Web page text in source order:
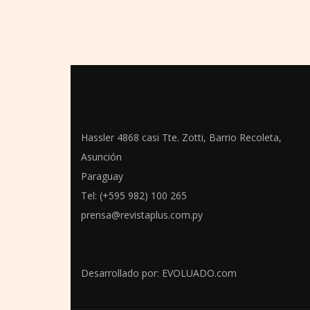
Hassler 4868 casi Tte. Zotti, Barrio Recoleta,
Asunción
Paraguay
Tel: (+595 982) 100 265
prensa@revistaplus.com.py
Desarrollado por: EVOLUADO.com